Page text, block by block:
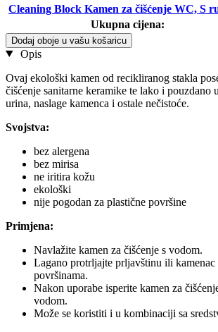
Cleaning Block Kamen za čišćenje WC, S
Ukupna cijena:
Dodaj oboje u vašu košaricu
Opis
Ovaj ekološki kamen od recikliranog stakla
čišćenje sanitarne keramike te lako i pouzdano
urina, naslage kamenca i ostale nečistoće.
Svojstva:
bez alergena
bez mirisa
ne iritira kožu
ekološki
nije pogodan za plastične površine
Primjena:
Navlažite kamen za čišćenje s vodom.
Lagano protrljajte prljavštinu ili kamenac
površinama.
Nakon uporabe isperite kamen za
vodom.
Može se koristiti i u kombinaciji sa